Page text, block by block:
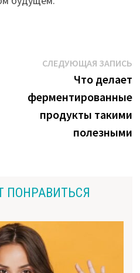
СЛЕДУЮЩАЯ ЗАПИСЬ
Что делает
ферментированные
продукты такими
полезными
ПОНРАВИТЬСЯ